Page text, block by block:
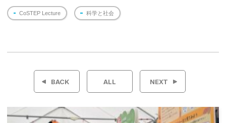
CoSTEP Lecture 科学と社会
投
ビ
BACK ALL NEXT